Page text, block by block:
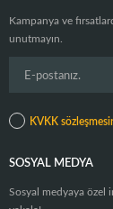
Kampanya ve
unutmayın.
KVKK
SOSYAL MEDYA
Sosyal medyaya özel